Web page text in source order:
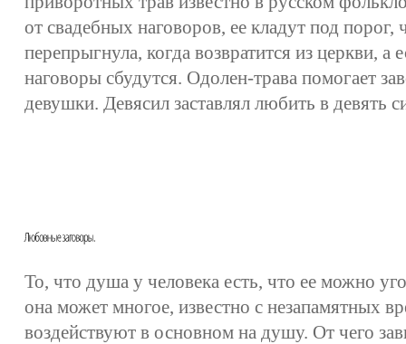
от свадебных наговоров, ее кладут под порог,
перепрыгнула, когда возвратится из церкви, а
наговоры сбудутся. Одолен-трава помогает
девушки. Девясил заставлял любить в девять
То, что душа у человека есть, что ее можно
она может многое, известно с незапамятных
воздействуют в основном на душу. От чего